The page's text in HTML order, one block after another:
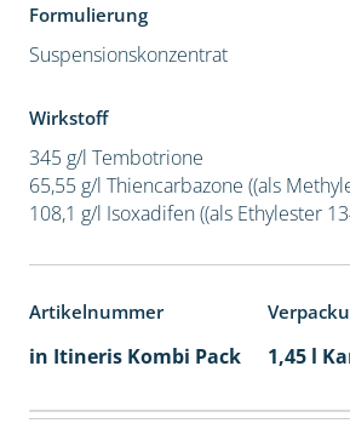
Formulierung
Suspensionskonzentrat
Wirkstoff
345 g/l Tembotrione
65,55 g/l Thiencarbazone ((als
108,1 g/l Isoxadifen ((als Ethylester
Artikelnummer
in Itineris Kombi Pack 1,45 l